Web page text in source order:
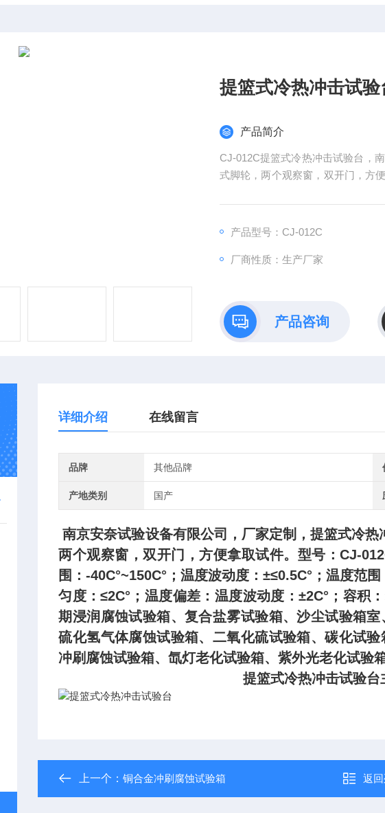
提篮式冷热冲击试验
产品简介
CJ-012C提篮式冷热冲击试验台，
式脚轮，两个观察窗，双开门，方
产品型号：CJ-012C
厂商性质：生产厂家
产品咨询
详细介绍 在线留言
品牌 其他品牌
产地类别 国产
南京安奈试验设备有限公司，厂家定制， 提篮式冷热
两个观察窗，双开门，方便拿取试件。 型号： CJ-
围：-40C°~150C°；温度波动度：±≤0.5C°；温度范
匀度：≤2C°；温度偏差：温度波动度：±2C°；容积
期浸润腐蚀试验箱、复合盐雾试验箱、沙尘试验箱
硫化氢气体腐蚀试验箱、二氧化硫试验箱、碳化试
冲刷腐蚀试验箱、氙灯老化试验箱、紫外光老化试验
提篮式冷热冲击试验台
上一个：铜合金冲刷腐蚀试验箱 返